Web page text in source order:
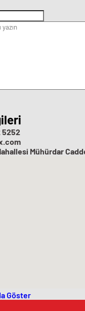
5252
Mühürdar
Göster